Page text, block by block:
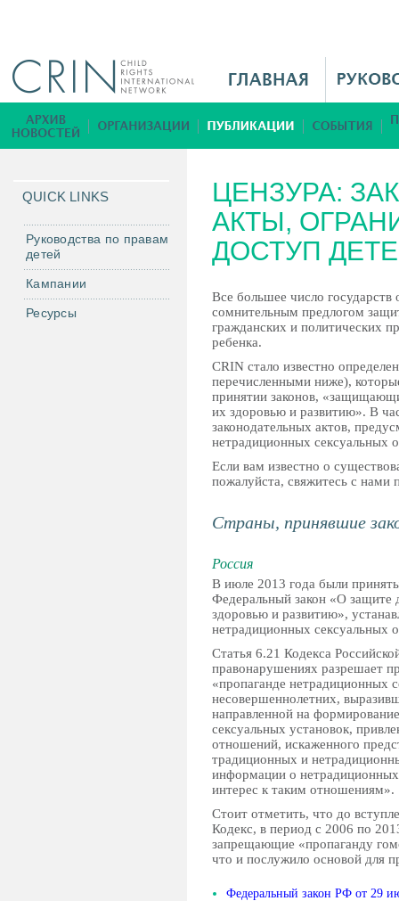
i
n
e
n
u
R
Б
и
ЦЕНЗУРА:
АКТЫ,
ДОСТУП
Все большее число
сомнительным предлогом
гражданских и политических
ребенка.
CRIN стало известно
перечисленными ниже),
принятии законов,
их здоровью и развитию». В
законодательных актов,
нетрадиционных сексуальных
Если вам известно о
пожалуйста, свяжитесь с нами
Страны, принявшие
Россия
В июле 2013 года были
Федеральный закон «О
здоровью и развитию»,
нетрадиционных сексуальных
Статья 6.21 Кодекса
правонарушениях разрешает
«пропаганде нетрадиционных
несовершеннолетних,
направленной на
сексуальных установок,
отношений, искаженного
традиционных и
информации о
интерес к таким отношениям».
Стоит отметить, что до
Кодекс, в период с 2006 по
запрещающие «пропаганду
что и послужило основой для
Федеральный закон РФ от 29
QUICK LINKS
Руководства по правам
детей
Кампании
Ресурсы